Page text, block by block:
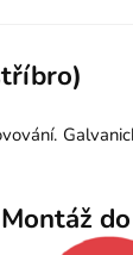
Montáž